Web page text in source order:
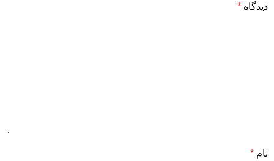
دیدگاه *
نام *